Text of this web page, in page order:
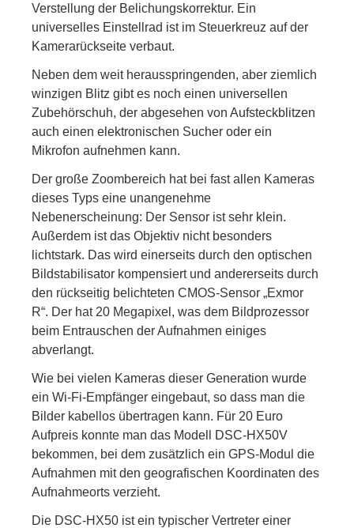
Verstellung der Belichungskorrektur. Ein
universelles Einstellrad ist im Steuerkreuz auf der
Kamerarückseite verbaut.
Neben dem weit herausspringenden, aber ziemlich
winzigen Blitz gibt es noch einen universellen
Zubehörschuh, der abgesehen von Aufsteckblitzen
auch einen elektronischen Sucher oder ein
Mikrofon aufnehmen kann.
Der große Zoombereich hat bei fast allen Kameras
dieses Typs eine unangenehme
Nebenerscheinung: Der Sensor ist sehr klein.
Außerdem ist das Objektiv nicht besonders
lichtstark. Das wird einerseits durch den optischen
Bildstabilisator kompensiert und andererseits durch
den rückseitig belichteten CMOS-Sensor „Exmor
R“. Der hat 20 Megapixel, was dem Bildprozessor
beim Entrauschen der Aufnahmen einiges
abverlangt.
Wie bei vielen Kameras dieser Generation wurde
ein Wi-Fi-Empfänger eingebaut, so dass man die
Bilder kabellos übertragen kann. Für 20 Euro
Aufpreis konnte man das Modell DSC-HX50V
bekommen, bei dem zusätzlich ein GPS-Modul die
Aufnahmen mit den geografischen Koordinaten des
Aufnahmeorts verzieht.
Die DSC-HX50 ist ein typischer Vertreter einer